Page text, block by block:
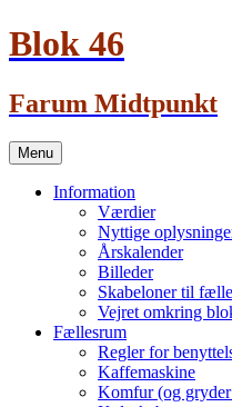
Blok 46
Farum Midtpunkt
Menu Skip
to
content
Information
Værdier
Nyttige
Årskalender
Billeder
Skabeloner til
Vejret omkring
Fællesrum
Regler for
Kaffemaskine
Komfur (og